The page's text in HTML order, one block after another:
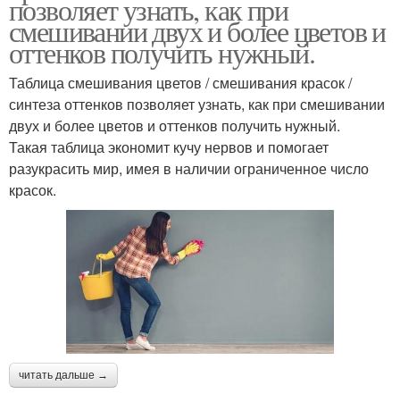
позволяет узнать, как при
смешивании двух и более цветов и
оттенков получить нужный.
Таблица смешивания цветов / смешивания красок /
синтеза оттенков позволяет узнать, как при смешивании
двух и более цветов и оттенков получить нужный.
Такая таблица экономит кучу нервов и помогает
разукрасить мир, имея в наличии ограниченное число
красок.
читать дальше →